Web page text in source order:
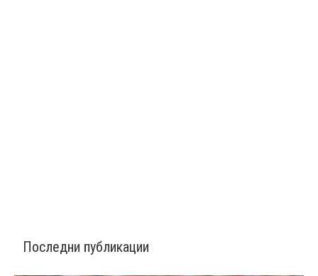
Последни публикации